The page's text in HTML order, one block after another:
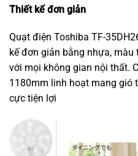
Thiết kế đơn giản
Quạt điện Toshiba TF-
kế đơn giản bằng nhựa,
với mọi không gian nội thất.
1180mm linh hoạt mang gió
cực tiện lợi